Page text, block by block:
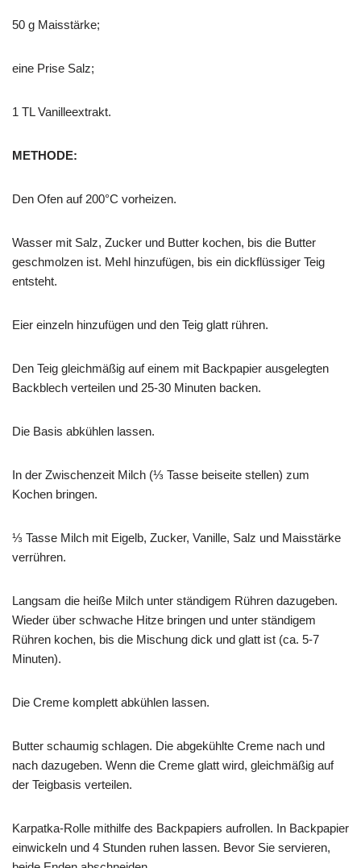
50 g Maisstärke;
eine Prise Salz;
1 TL Vanilleextrakt.
METHODE:
Den Ofen auf 200°C vorheizen.
Wasser mit Salz, Zucker und Butter kochen, bis die Butter
geschmolzen ist. Mehl hinzufügen, bis ein dickflüssiger Teig
entsteht.
Eier einzeln hinzufügen und den Teig glatt rühren.
Den Teig gleichmäßig auf einem mit Backpapier ausgelegten
Backblech verteilen und 25-30 Minuten backen.
Die Basis abkühlen lassen.
In der Zwischenzeit Milch (⅓ Tasse beiseite stellen) zum
Kochen bringen.
⅓ Tasse Milch mit Eigelb, Zucker, Vanille, Salz und Maisstärke
verrühren.
Langsam die heiße Milch unter ständigem Rühren dazugeben.
Wieder über schwache Hitze bringen und unter ständigem
Rühren kochen, bis die Mischung dick und glatt ist (ca. 5-7
Minuten).
Die Creme komplett abkühlen lassen.
Butter schaumig schlagen. Die abgekühlte Creme nach und
nach dazugeben. Wenn die Creme glatt wird, gleichmäßig auf
der Teigbasis verteilen.
Karpatka-Rolle mithilfe des Backpapiers aufrollen. In Backpapier
einwickeln und 4 Stunden ruhen lassen. Bevor Sie servieren,